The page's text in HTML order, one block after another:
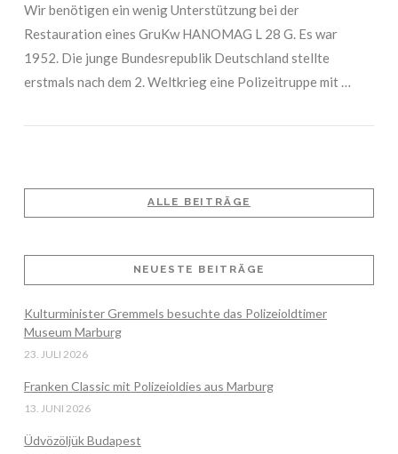
Wir benötigen ein wenig Unterstützung bei der
Restauration eines GruKw HANOMAG L 28 G. Es war
1952. Die junge Bundesrepublik Deutschland stellte
erstmals nach dem 2. Weltkrieg eine Polizeitruppe mit …
ALLE BEITRÄGE
NEUESTE BEITRÄGE
Kulturminister Gremmels besuchte das Polizeioldtimer
Museum Marburg
23. JULI 2026
Franken Classic mit Polizeioldies aus Marburg
13. JUNI 2026
Üdvözöljük Budapest